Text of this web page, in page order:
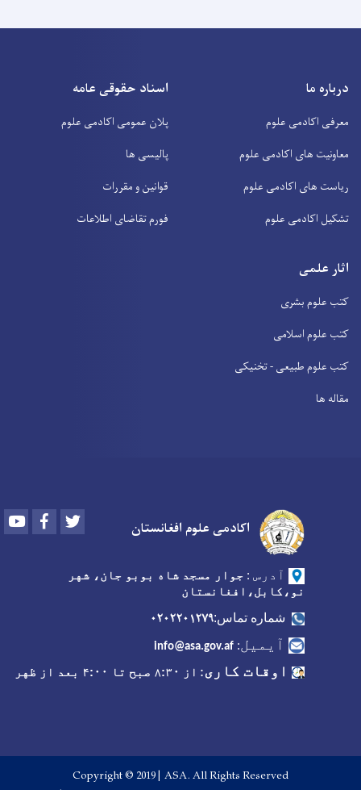
درباره ما
معرفی اکادمی علوم
معاونیت های اکادمی علوم
ریاست های اکادمی علوم
تشکیل اکادمی علوم
اسناد حقوقی عامه
پلان عمومی اکادمی علوم
پالیسی ها
قوانین و مقررات
فورم تقاضای اطلاعات
اثار علمی
کتب علوم بشری
کتب علوم اسلامی
کتب علوم طبیعی - تخنیکی
مقاله ها
اکادمی علوم افغانستان Youtube Facebook
آدرس : جوار مسجد شاه بوبو جان، شهر
نو،کابل،افغانستان
شماره تماس:۰۲۰۲۲۰۱۲۷۹
آیمیل:
info@asa.gov.af
اوقات کاری: از ۸:۳۰ صبح تا ۴:۰۰ بعد از ظهر
Copyright © 2019 | ASA. All Rights Reserved